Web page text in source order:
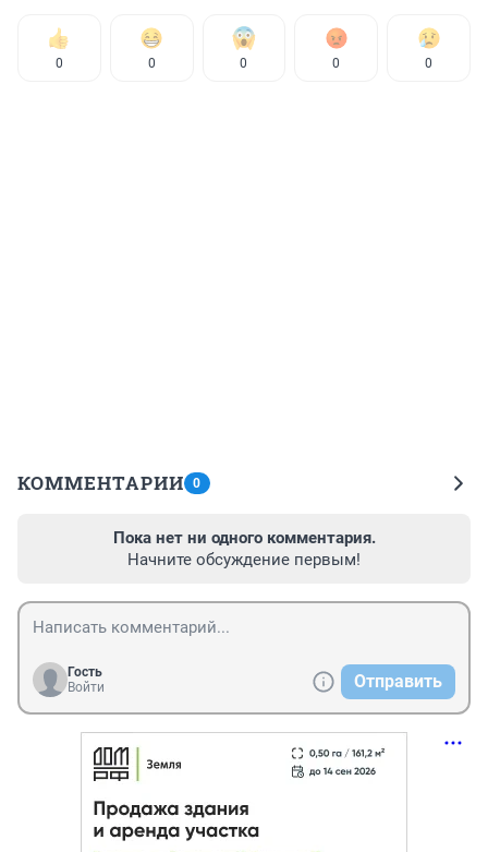
0 0 0 0 0
КОММЕНТАРИИ 0
Пока нет ни одного комментария.
Начните обсуждение первым!
Гость
Войти
Отправить